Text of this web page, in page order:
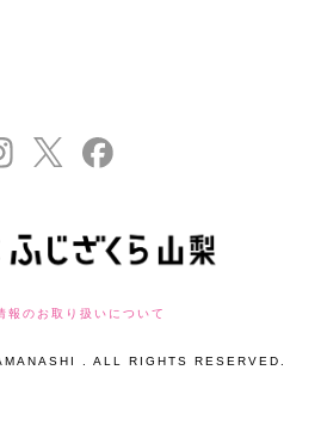
報のお取り扱いについて
. ALL RIGHTS RESERVED.